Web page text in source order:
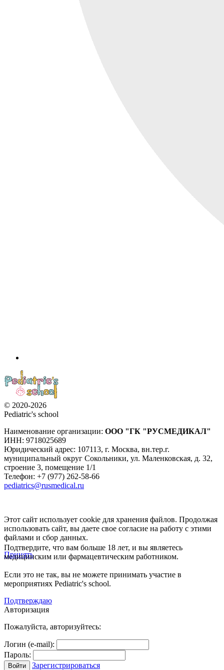
© 2020-2026
Pediatric's school
Наименование организации: ООО "ГК "РУСМЕДИКАЛ"
ИНН: 9718025689
Юридический адрес: 107113, г. Москва, вн.тер.г.
муниципальный округ Сокольники, ул. Маленковская, д. 32,
строение 3, помещение 1/1
Телефон: +7 (977) 262-58-66
pediatrics@rusmedical.ru
Этот сайт использует cookie для хранения файлов. Продолжая
использовать сайт, вы даете свое согласие на работу с этими
файлами и сбор данных.
Принять
Подтвердите, что вам больше 18 лет, и вы являетесь
медицинским или фармацевтическим работником.
Если это не так, вы не можете принимать участие в
мероприятиях Pediatric's school.
Подтверждаю
Авторизация
Пожалуйста, авторизуйтесь:
Логин (e-mail):
Пароль:
Зарегистрироваться